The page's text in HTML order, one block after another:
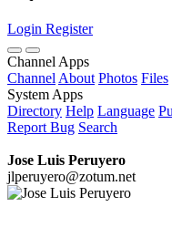
Login Register
Channel Apps
Channel About Photos Files
System Apps
Directory Help Language
Report Bug Search
Jose Luis Peruyero
jlperuyero@zotum.net